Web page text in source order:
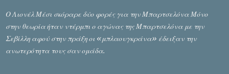
Ο Λιονέλ Μέσι σκόραρε δύο φορές για την Μπαρτσελόνα Μόνο
στην θεωρία ήταν ντέρμπι ο αγώνας της Μπαρτσελόνα με την
Σεβίλλη αφού στην πράξη οι «μπλαουγκράνα» έδειξαν την
ανωτερότητα τους σαν ομάδα.